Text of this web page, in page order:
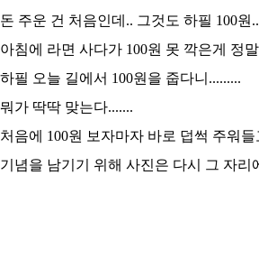
돈 주운 건 처음인데.. 그것도 하필 100원
아침에 라면 사다가 100원 못 깍은게 정
하필 오늘 길에서 100원을 줍다니.........
뭐가 딱딱 맞는다.......
처음에 100원 보자마자 바로 덥썩 주워
기념을 남기기 위해 사진은 다시 그 자리